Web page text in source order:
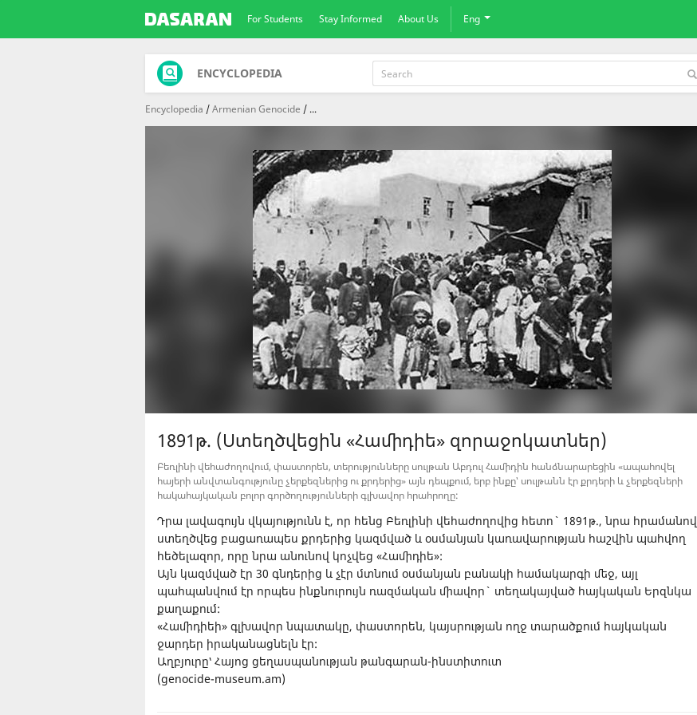
For Students Stay Informed About Us Eng
ENCYCLOPEDIA
Encyclopedia Armenian Genocide ...
1891թ. (Ստեղծվեցին «Համիդիե» զորաջոկատներ)
Բեռլինի վեհաժողովում, փաստորեն, տերությունները սուլթան Աբդուլ Համիդին հանձնարարեցին «ապահովել
հայերի անվտանգությունը չերքեզներից ու քրդերից» այն դեպքում, երբ ինքը՝ սուլթանն էր քրդերի և չերքեզների
հակահայկական բոլոր գործողությունների գլխավոր հրահրողը:
Դրա լավագույն վկայությունն է, որ հենց Բեռլինի վեհաժողովից հետո` 1891թ., նրա հրամանով
ստեղծվեց բացառապես քրդերից կազմված և օսմանյան կառավարության հաշվին պահվող
հեծելազոր, որը նրա անունով կոչվեց «Համիդիե»:
Այն կազմված էր 30 գնդերից և չէր մտնում օսմանյան բանակի համակարգի մեջ, այլ
պահպանվում էր որպես ինքնուրույն ռազմական միավոր` տեղակայված հայկական Երզնկա
քաղաքում:
«Համիդիեի» գլխավոր նպատակը, փաստորեն, կայսրության ողջ տարածքում հայկական
ջարդեր իրականացնելն էր:
Աղբյուրը՝ Հայոց ցեղասպանության թանգարան-ինստիտուտ
(genocide-museum.am)